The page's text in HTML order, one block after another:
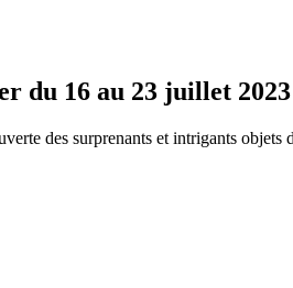
du 16 au 23 juillet 2023
des surprenants et intrigants